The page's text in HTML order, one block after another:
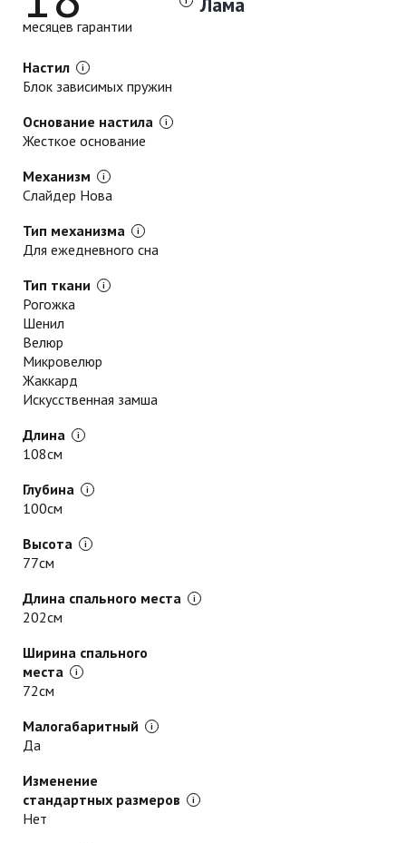
Настил
Блок зависимых пружин
Основание настила
Жесткое основание
Механизм
Слайдер Нова
Тип механизма
Для ежедневного сна
Тип ткани
Рогожка
Шенил
Велюр
Микровелюр
Жаккард
Искусственная замша
Длина
108см
Глубина
100см
Высота
77см
Длина спального места
202см
Ширина спального
места
72см
Малогабаритный
Да
Изменение
стандартных размеров
Нет
месяцев гарантии